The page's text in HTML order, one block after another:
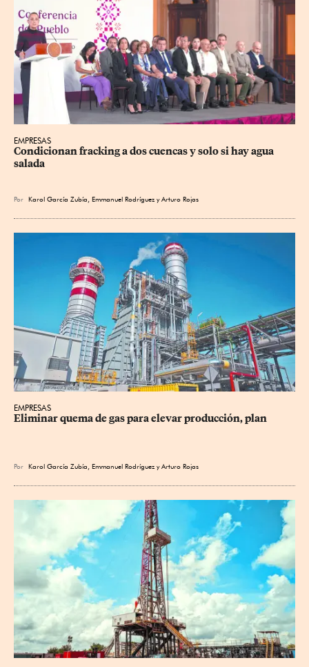
EMPRESAS
Condicionan fracking a dos cuencas y solo si hay agua
salada
Por Karol García Zubía, Emmanuel Rodríguez yArturo Rojas
EMPRESAS
Eliminar quema de gas para elevar producción, plan
Por Karol García Zubía Emmanuel Rodríguez yArturo Rojas